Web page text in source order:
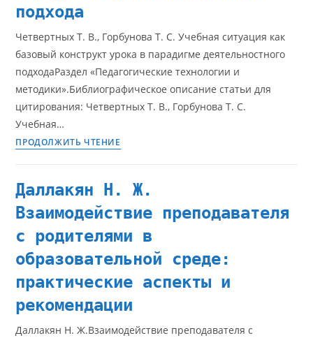
подхода
Четвертных Т. В., Горбунова Т. С. Учебная ситуация как
базовый конструкт урока в парадигме деятельностного
подходаРаздел «Педагогические технологии и
методики».Библиографическое описание статьи для
цитирования: Четвертных Т. В., Горбунова Т. С.
Учебная…
ПРОДОЛЖИТЬ ЧТЕНИЕ
Даллакян Н. Ж.
Взаимодействие преподавателя
с родителями в
образовательной среде:
практические аспекты и
рекомендации
Даллакян Н. Ж.Взаимодействие преподавателя с